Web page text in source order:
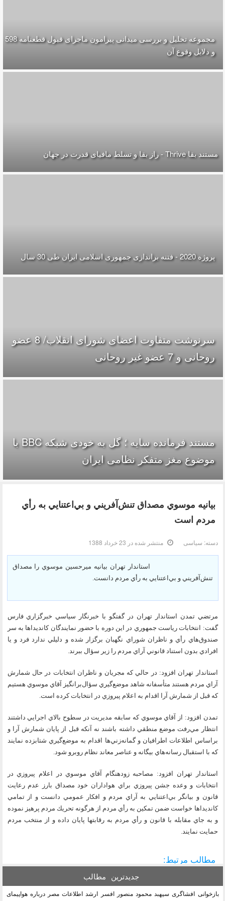
مجموعه تحلیل و بررسی میدانی پیرامون ماجرای قبول قطعنامه 598
و دلایل وقوع آن
مستند بقا Thrive - راز بقا و تسلط مافیای قدرت در جهان
پروژه 2020 - فتنه براندازی جمهوری اسلامی ایران طی 30 سال
سرنوشت متفاوت اعضای شورای انقلاب/ 8 عضو
روحانی و 7 عضو غیر روحانی
مستند فرمانده سایه ؛ گل به خودی شبکه BBC با
موضوع مغز متفکر نظامی ایران
بيانيه موسوي مصداق تنش‌آفريني و بي‌اعتنايي به رأي
مردم است
دسته: سیاسی منتشر شده در 23 خرداد 1388
استاندار تهران بيانيه ميرحسين موسوي را مصداق
تنش‌آفريني و بي‌اعتنايي به رأي مردم دانست.
مرتضي تمدن استاندار تهران در گفتگو با خبرنگار سياسي خبرگزاري فارس
گفت: انتخابات رياست جمهوري در اين دوره با حضور نمايندگان كانديداها به سر
صندوق‌هاي رأي و ناظران شوراي نگهبان برگزار شده و دليلي ندارد فرد و يا
افرادي بدون استناد قانوني آراي مردم را زير سؤال ببرند.
استاندار تهران افزود: در حالي كه مجريان و ناظران انتخابات در حال شمارش
آراي مردم هستند متأسفانه شاهد موضع‌گيري سؤال‌برانگيز آقاي موسوي هستيم
كه قبل از شمارش آرا اقدام به اعلام پيروزي در انتخابات كرده است.
تمدن افزود: از آقاي موسوي كه سابقه مديريت در سطوح بالاي اجرايي داشتند
انتظار مي‌رفت موضع منطقي داشته باشند نه آنكه قبل از پايان شمارش آرا و
براساس اطلاعات اطرافيان و گمانه‌‌زني‌ها اقدام به موضع‌گيري شتابزده نمايند
كه با استقبال رسانه‌هاي بيگانه و عناصر معاند نظام روبرو شود.
استاندار تهران افزود: مصاحبه زودهنگام آقاي موسوي در اعلام پيروزي در
انتخابات و وعده جشن پيروزي براي هواداران خود مصداق بارز عدم رعايت
قانون و بيانگر بي‌اعتنايي به آراي مردم و افكار عمومي دانست و از تمامي
كانديداها خواست ضمن تمكين به رأي مردم از هرگونه تحريك مردم پرهيز نموده
و به جاي مقابله با قانون و رأي مردم به رقابتها پايان داده و از منتخب مردم
حمايت نمايند.
مطالب مرتبط:
جدیدترین مطالب
بازخوانی افشاگری سپهبد محمود منصور افسر ارشد اطلاعات مصر درباره هواپیمای